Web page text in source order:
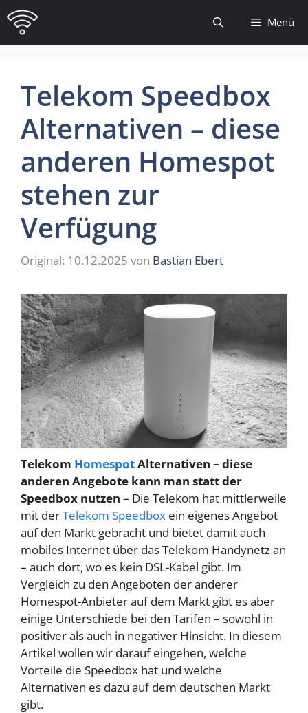
Zum
Inhalt
springen
Menü
Telekom Speedbox
Alternativen – diese
anderen Homespot
stehen zur
Verfügung
10.12.2025 von Bastian Ebert
Telekom HomespotAlternativen – diese
anderen Angebote kann man statt der
Speedbox nutzen – Die Telekom hat mittlerweile
mit derTelekom Speedbox ein eigenes Angebot
auf den Markt gebracht und bietet damit auch
mobiles Internet über das Telekom Handynetz an
– auch dort, wo es kein DSL-Kabel gibt. Im
Vergleich zu den Angeboten der anderer
Homespot-Anbieter auf dem Markt gibt es aber
einige Unterschiede bei den Tarifen – sowohl in
positiver als auch in negativer Hinsicht. In diesem
Artikel wollen wir darauf eingehen, welche
Vorteile die Speedbox hat und welche
Alternativen es dazu auf dem deutschen Markt
gibt.